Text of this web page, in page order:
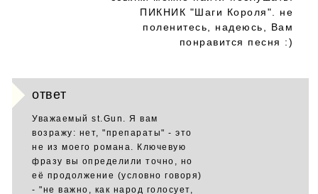
ПИКНИК "Шаги Короля". не
поленитесь, надеюсь, Вам
понравится песня :)
ответ
Уважаемый st.Gun. Я вам
возражу: нет, "препараты" - это
не из моего романа. Ключевую
фразу вы определили точно, но
её продолжение (условно говоря)
- "не важно, как народ голосует,